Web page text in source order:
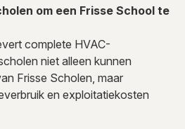
om een Frisse School te
complete HVAC-
niet alleen kunnen
Frisse Scholen, maar
en exploitatiekosten